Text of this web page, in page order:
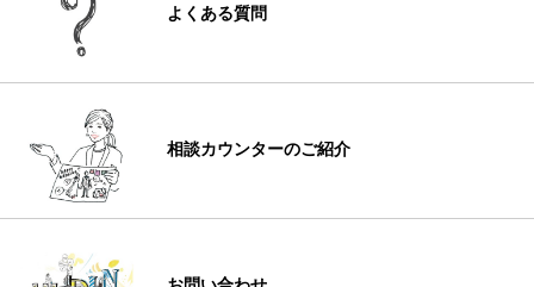
よくある質問
相談カウンターのご紹介